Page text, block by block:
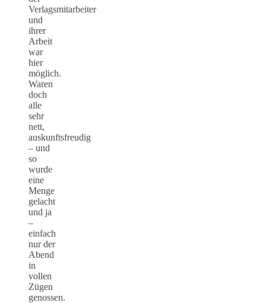
Verlagsmitarbeiter
und
ihrer
Arbeit
war
hier
möglich.
Waren
doch
alle
sehr
nett,
auskunftsfreudig
– und
so
wurde
eine
Menge
gelacht
und ja
–
einfach
nur der
Abend
in
vollen
Zügen
genossen.